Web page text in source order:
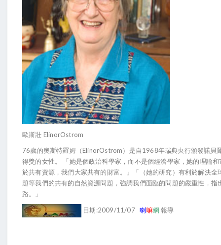
歐斯壯 ElinorOstrom
76歲的奧斯特羅姆（ElinorOstrom）是自1968年瑞典央行頒發諾貝
得獎的女性。 「她是個政治科學家，而不是個經濟學家，她的理論
於共有資源，我們大家共有的財富。」「（她的研究）有利於解決全
題等我們的共有的自然資源問題，強調我們面臨的問題的嚴重性，指
路。」
日期:2009/11/07喇嘛網報導